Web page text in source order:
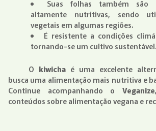
Suas folhas também são
altamente nutritivas, sendo
vegetais em algumas regiões.
É resistente a condições
tornando-se um cultivo sustentável.
O kiwicha é uma excelente
busca uma alimentação mais nutritiva e
Continue acompanhando o
conteúdos sobre alimentação vegana e